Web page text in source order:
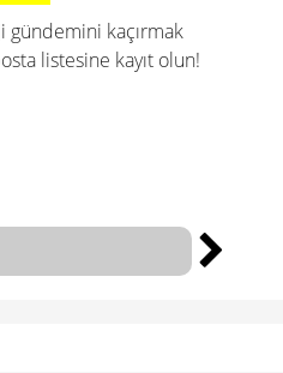
gündemini kaçırmak
listesine kayıt olun!